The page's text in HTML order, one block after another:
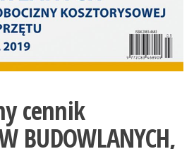
cennik
BUDOWLANYCH,